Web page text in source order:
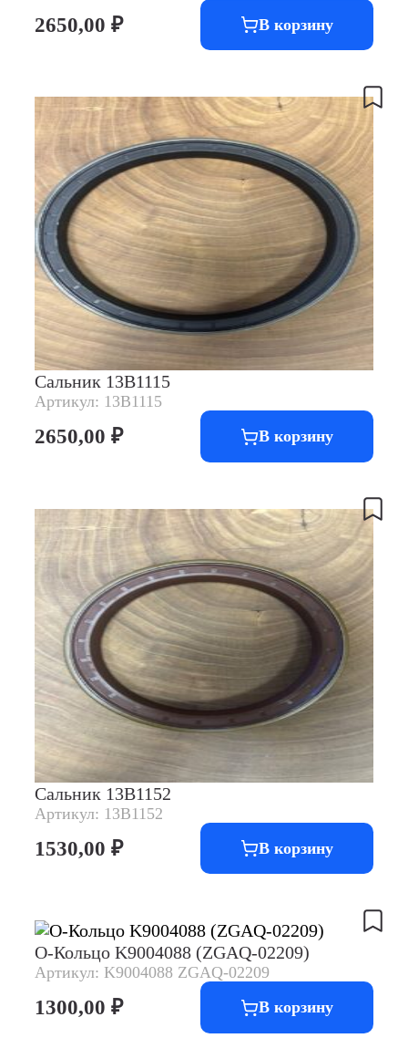
2650,00₽ В корзину
Сальник 13B1115
Артикул: 13B1115
2650,00₽ В корзину
Сальник 13B1152
Артикул: 13B1152
1530,00₽ В корзину
О-Кольцо K9004088 (ZGAQ-02209)
Артикул: K9004088 ZGAQ-02209
1300,00₽ В корзину